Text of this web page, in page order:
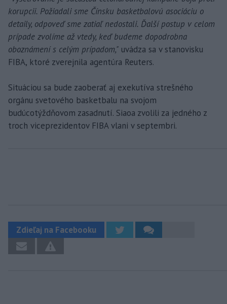
korupcii. Požiadali sme Čínsku basketbalovú asociáciu o
detaily, odpoveď sme zatiaľ nedostali. Ďalší postup v celom
prípade zvolíme až vtedy, keď budeme dopodrobna
oboznámení s celým prípadom," uvádza sa v stanovisku
FIBA, ktoré zverejnila agentúra Reuters.
Situáciou sa bude zaoberať aj exekutíva strešného
orgánu svetového basketbalu na svojom
budúcotýždňovom zasadnutí. Siaoa zvolili za jedného z
troch viceprezidentov FIBA vlani v septembri.
Zdieľaj na Facebooku